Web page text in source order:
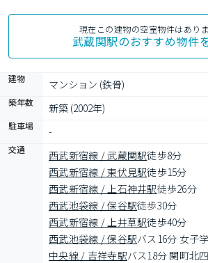
現在この建物の空室物件はあり
武蔵関駅のおすすめ物件
建物 マンション (鉄骨)
築年数 新築 (2002年)
駐車場 -
交通 西武新宿線 / 武蔵関駅徒歩8分
西武新宿線 / 東伏見駅徒歩15分
西武新宿線 / 上石神井駅徒歩26分
西武池袋線 / 保谷駅徒歩30分
西武新宿線 / 上井草駅徒歩40分
西武池袋線 / 保谷駅バス16分 女子
中央線 / 吉祥寺駅バス18分 関町北